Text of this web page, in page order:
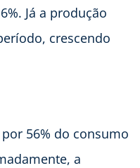
Já a produção
crescendo
56% do consumo
a